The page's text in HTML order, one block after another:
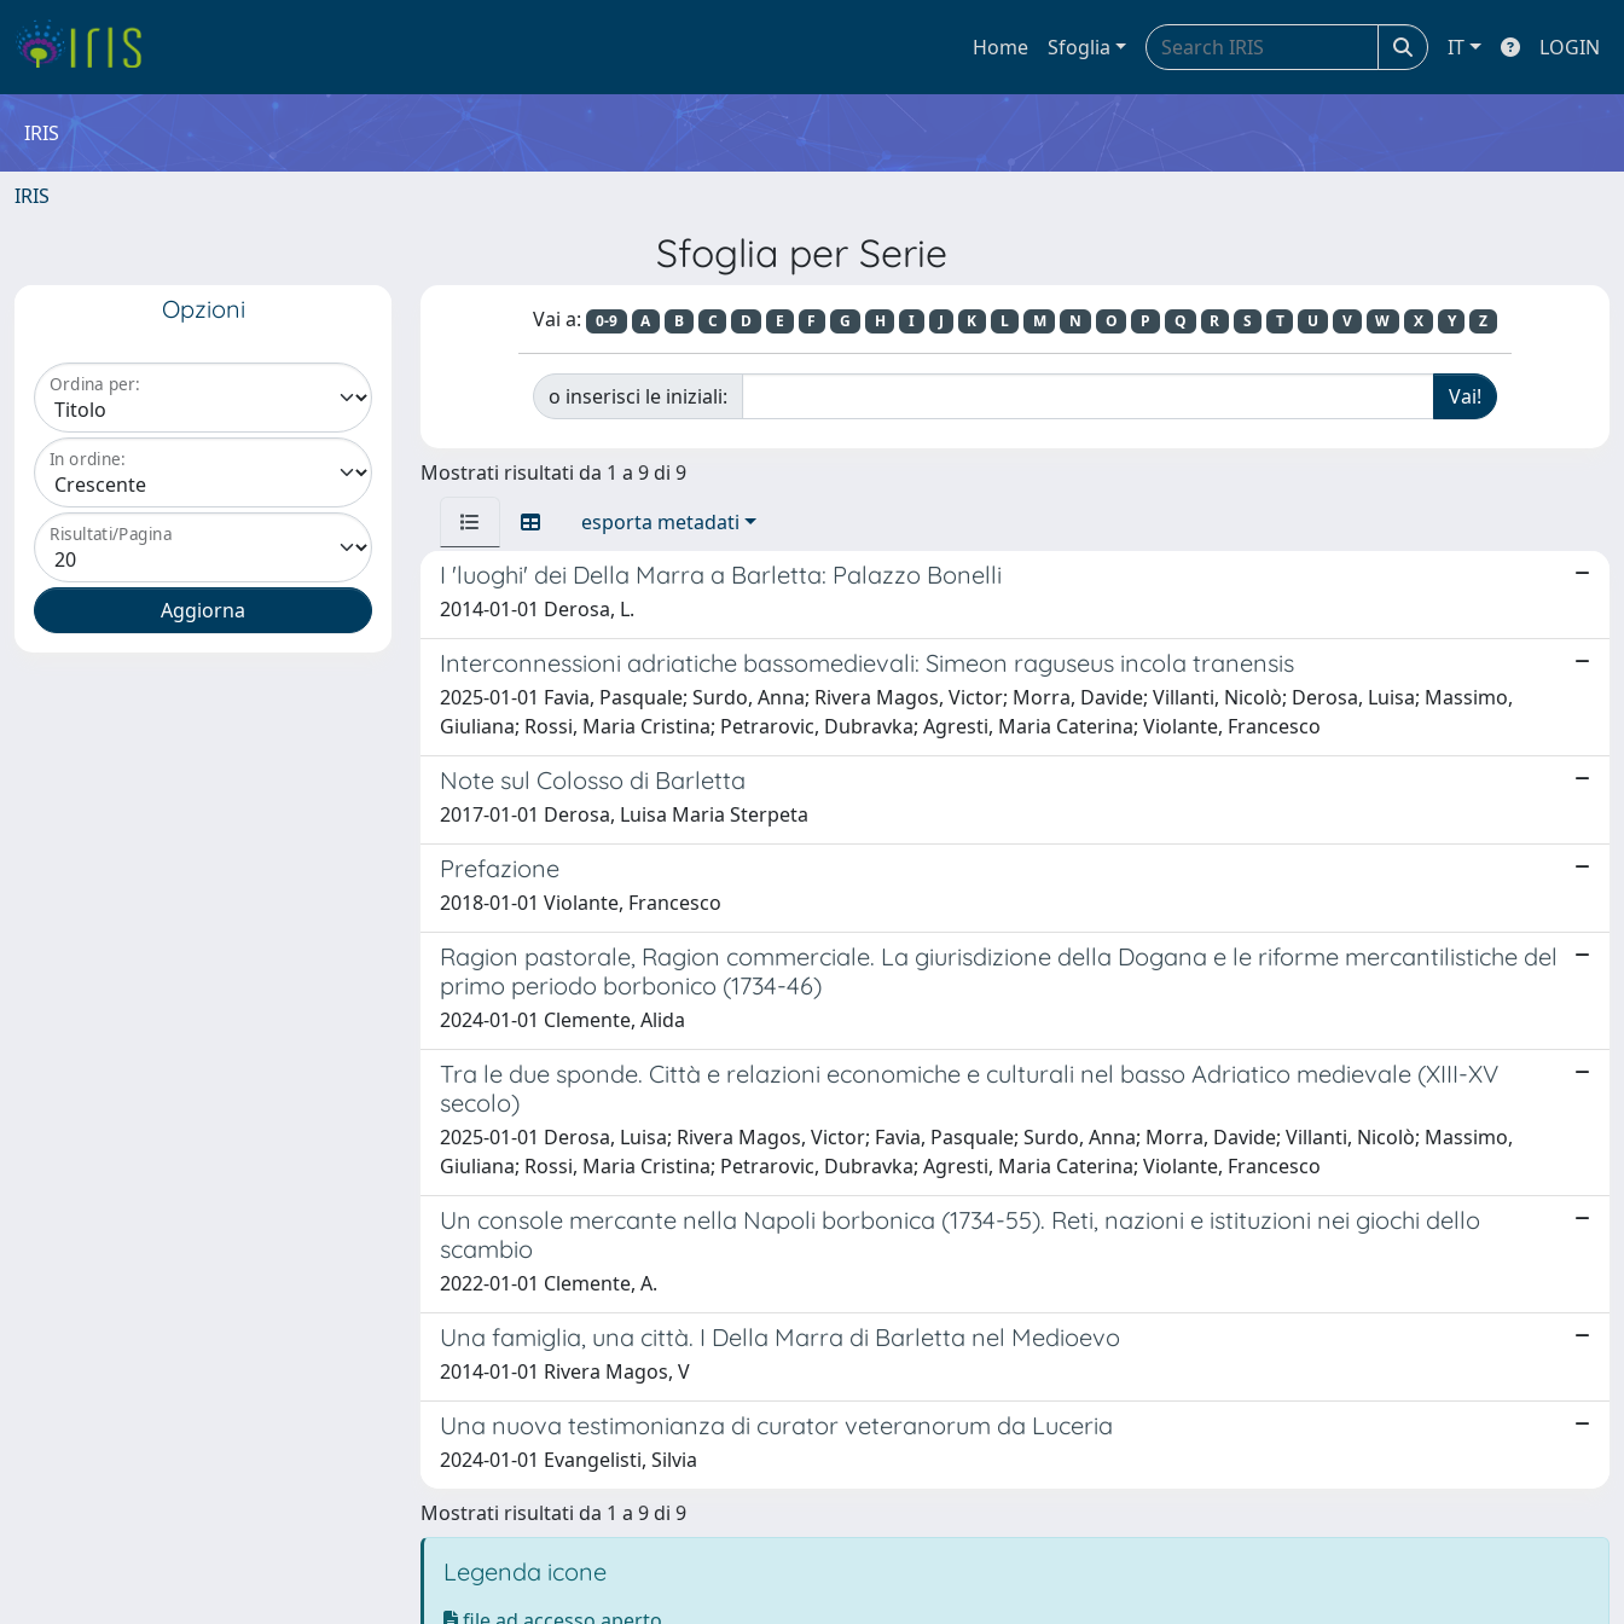
Home Sfoglia IT LOGIN
IRIS
IRIS
Sfoglia per Serie
Opzioni
Ordina per:
In ordine:
Risultati/Pagina
Vai a: 0-9 A B C D E F G H I J K L M N O P Q R S T U V W X Y Z
o inserisci le iniziali:
Mostrati risultati da 1 a 9 di 9
esporta metadati
I 'luoghi' dei Della Marra a Barletta: Palazzo Bonelli
2014-01-01 Derosa, L.
Interconnessioni adriatiche bassomedievali: Simeon raguseus incola tranensis
2025-01-01 Favia, Pasquale; Surdo, Anna; Rivera Magos, Victor; Morra, Davide; Villanti, Nicolò; Derosa, Luisa; Massimo,
Giuliana; Rossi, Maria Cristina; Petrarovic, Dubravka; Agresti, Maria Caterina; Violante, Francesco
Note sul Colosso di Barletta
2017-01-01 Derosa, Luisa Maria Sterpeta
Prefazione
2018-01-01 Violante, Francesco
Ragion pastorale, Ragion commerciale. La giurisdizione della Dogana e le riforme mercantilistiche del
primo periodo borbonico (1734-46)
2024-01-01 Clemente, Alida
Tra le due sponde. Città e relazioni economiche e culturali nel basso Adriatico medievale (XIII-XV
secolo)
2025-01-01 Derosa, Luisa; Rivera Magos, Victor; Favia, Pasquale; Surdo, Anna; Morra, Davide; Villanti, Nicolò; Massimo,
Giuliana; Rossi, Maria Cristina; Petrarovic, Dubravka; Agresti, Maria Caterina; Violante, Francesco
Un console mercante nella Napoli borbonica (1734-55). Reti, nazioni e istituzioni nei giochi dello
scambio
2022-01-01 Clemente, A.
Una famiglia, una città. I Della Marra di Barletta nel Medioevo
2014-01-01 Rivera Magos, V
Una nuova testimonianza di curator veteranorum da Luceria
2024-01-01 Evangelisti, Silvia
Mostrati risultati da 1 a 9 di 9
Legenda icone